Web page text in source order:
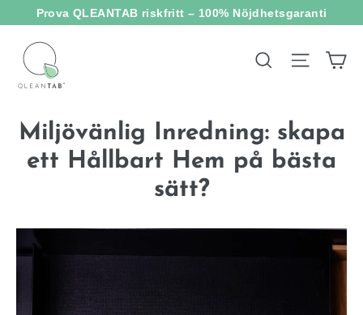
Hoppa
innehållet
Prova QLEANTAB riskfritt – 100% Nöjdhetsgaranti
Sök
Miljövänlig Inredning: skapa
ett Hållbart Hem på bästa
sätt?